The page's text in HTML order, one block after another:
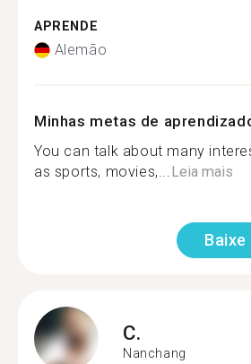
APRENDE
Alemão
Minhas metas de
You can talk about many
as sports, movies,...Leia mais
C.
Nanchang